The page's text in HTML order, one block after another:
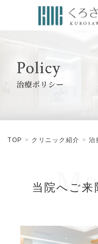
TOP クリニック紹介 治
当院へご